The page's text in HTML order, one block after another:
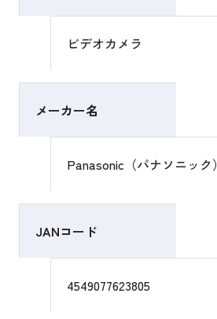
ビデオカメラ
メーカー名
Panasonic（パナソニック）
JANコード
4549077623805